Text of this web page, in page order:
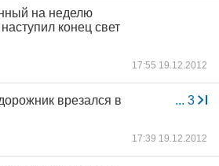
на неделю
конец свет
17:55 19.12.2012
... 3
врезался в
17:39 19.12.2012